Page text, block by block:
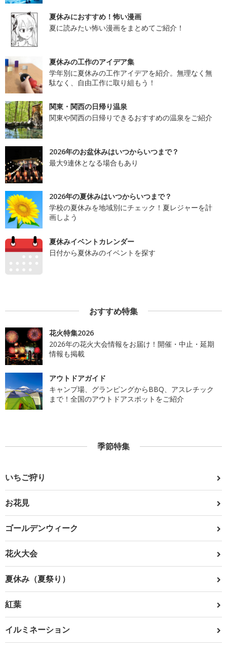
夏休みにおすすめ！怖い漫画
夏に読みたい怖い漫画をまとめてご紹介！
夏休みの工作のアイデア集
学年別に夏休みの工作アイデアを紹介。無理なく無
駄なく、自由工作に取り組もう！
関東・関西の日帰り温泉
関東や関西の日帰りできるおすすめの温泉をご紹介
2026年のお盆休みはいつからいつまで？
最大9連休となる場合もあり
2026年の夏休みはいつからいつまで？
学校の夏休みを地域別にチェック！夏レジャーを計
画しよう
夏休みイベントカレンダー
日付から夏休みのイベントを探す
おすすめ特集
花火特集2026
2026年の花火大会情報をお届け！開催・中止・延期
情報も掲載
アウトドアガイド
キャンプ場、グランピングからBBQ、アスレチック
まで！全国のアウトドアスポットをご紹介
季節特集
いちご狩り
お花見
ゴールデンウィーク
花火大会
夏休み（夏祭り）
紅葉
イルミネーション